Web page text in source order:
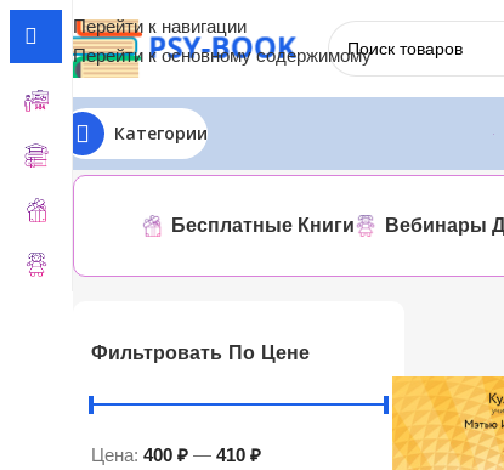
Перейти к навигации
Перейти к основному содержимому
Категории
Главная ЛИТРЕС
Бесплатные Книги Вебинары
Фильтровать По Цене
Цена: 400 ₽ — 410 ₽